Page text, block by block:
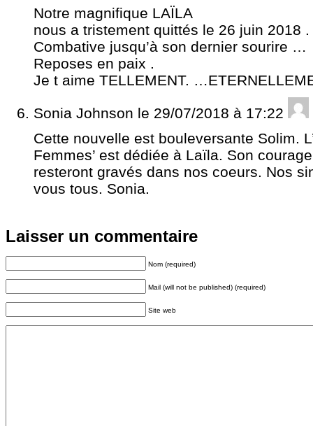
Notre magnifique LAÏLA
nous a tristement quittés le 26 juin 2018 .
Combative jusqu’à son dernier sourire …
Reposes en paix .
Je t aime TELLEMENT.
Sonia Johnson le 29/07/2018 à 17:22
Cette nouvelle est bouleversante Solim.
Femmes’ est dédiée à Laïla. Son
resteront gravés dans nos coeurs. Nos
vous tous. Sonia.
Laisser un commentaire
Nom (required)
Mail (will not be published) (required)
Site web